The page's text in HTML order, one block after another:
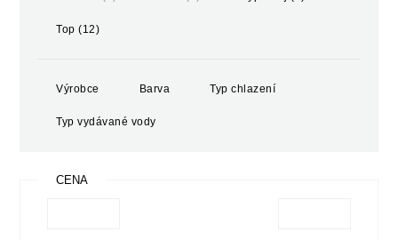
Top (12)
Výrobce Barva Typ chlazení
Typ vydávané vody
CENA